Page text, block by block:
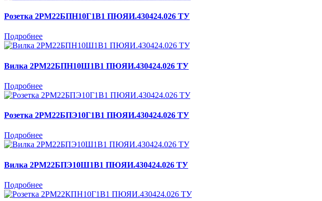
Розетка 2РМ22БПН10Г1В1 ПЮЯИ.430424.026 ТУ
Подробнее
Вилка 2РМ22БПН10Ш1В1 ПЮЯИ.430424.026 ТУ
Подробнее
Розетка 2РМ22БПЭ10Г1В1 ПЮЯИ.430424.026 ТУ
Подробнее
Вилка 2РМ22БПЭ10Ш1В1 ПЮЯИ.430424.026 ТУ
Подробнее